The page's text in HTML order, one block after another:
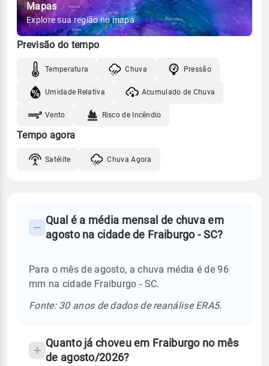
Mapas
Explore sua região no mapa
Previsão do tempo
Temperatura Chuva Pressão
Umidade Relativa Acumulado de Chuva
Vento Risco de Incêndio
Tempo agora
Satélite Chuva Agora
Perguntas
sobre
chuva
Qual é a média mensal de chuva em
agosto na cidade de Fraiburgo - SC?
Para o mês de agosto, a chuva média é de 96
mm na cidade Fraiburgo - SC.
Fonte: 30 anos de dados de reanálise ERA5.
Quanto já choveu em Fraiburgo no mês
de agosto/2026?